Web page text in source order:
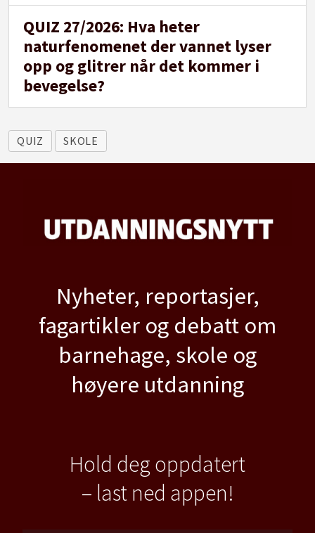
QUIZ 27/2026: Hva heter
naturfenomenet der vannet lyser
opp og glitrer når det kommer i
bevegelse?
QUIZ SKOLE
Nyheter, reportasjer,
fagartikler og debatt om
barnehage, skole og
høyere utdanning
Hold deg oppdatert
– last ned appen!